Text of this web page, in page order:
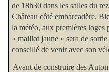
de 18h30 dans les salles du
Château côté embarcadère.
la météo, aux premières loges
« maillot jaune » sera de
conseillé de venir avec son
Avant de construire des